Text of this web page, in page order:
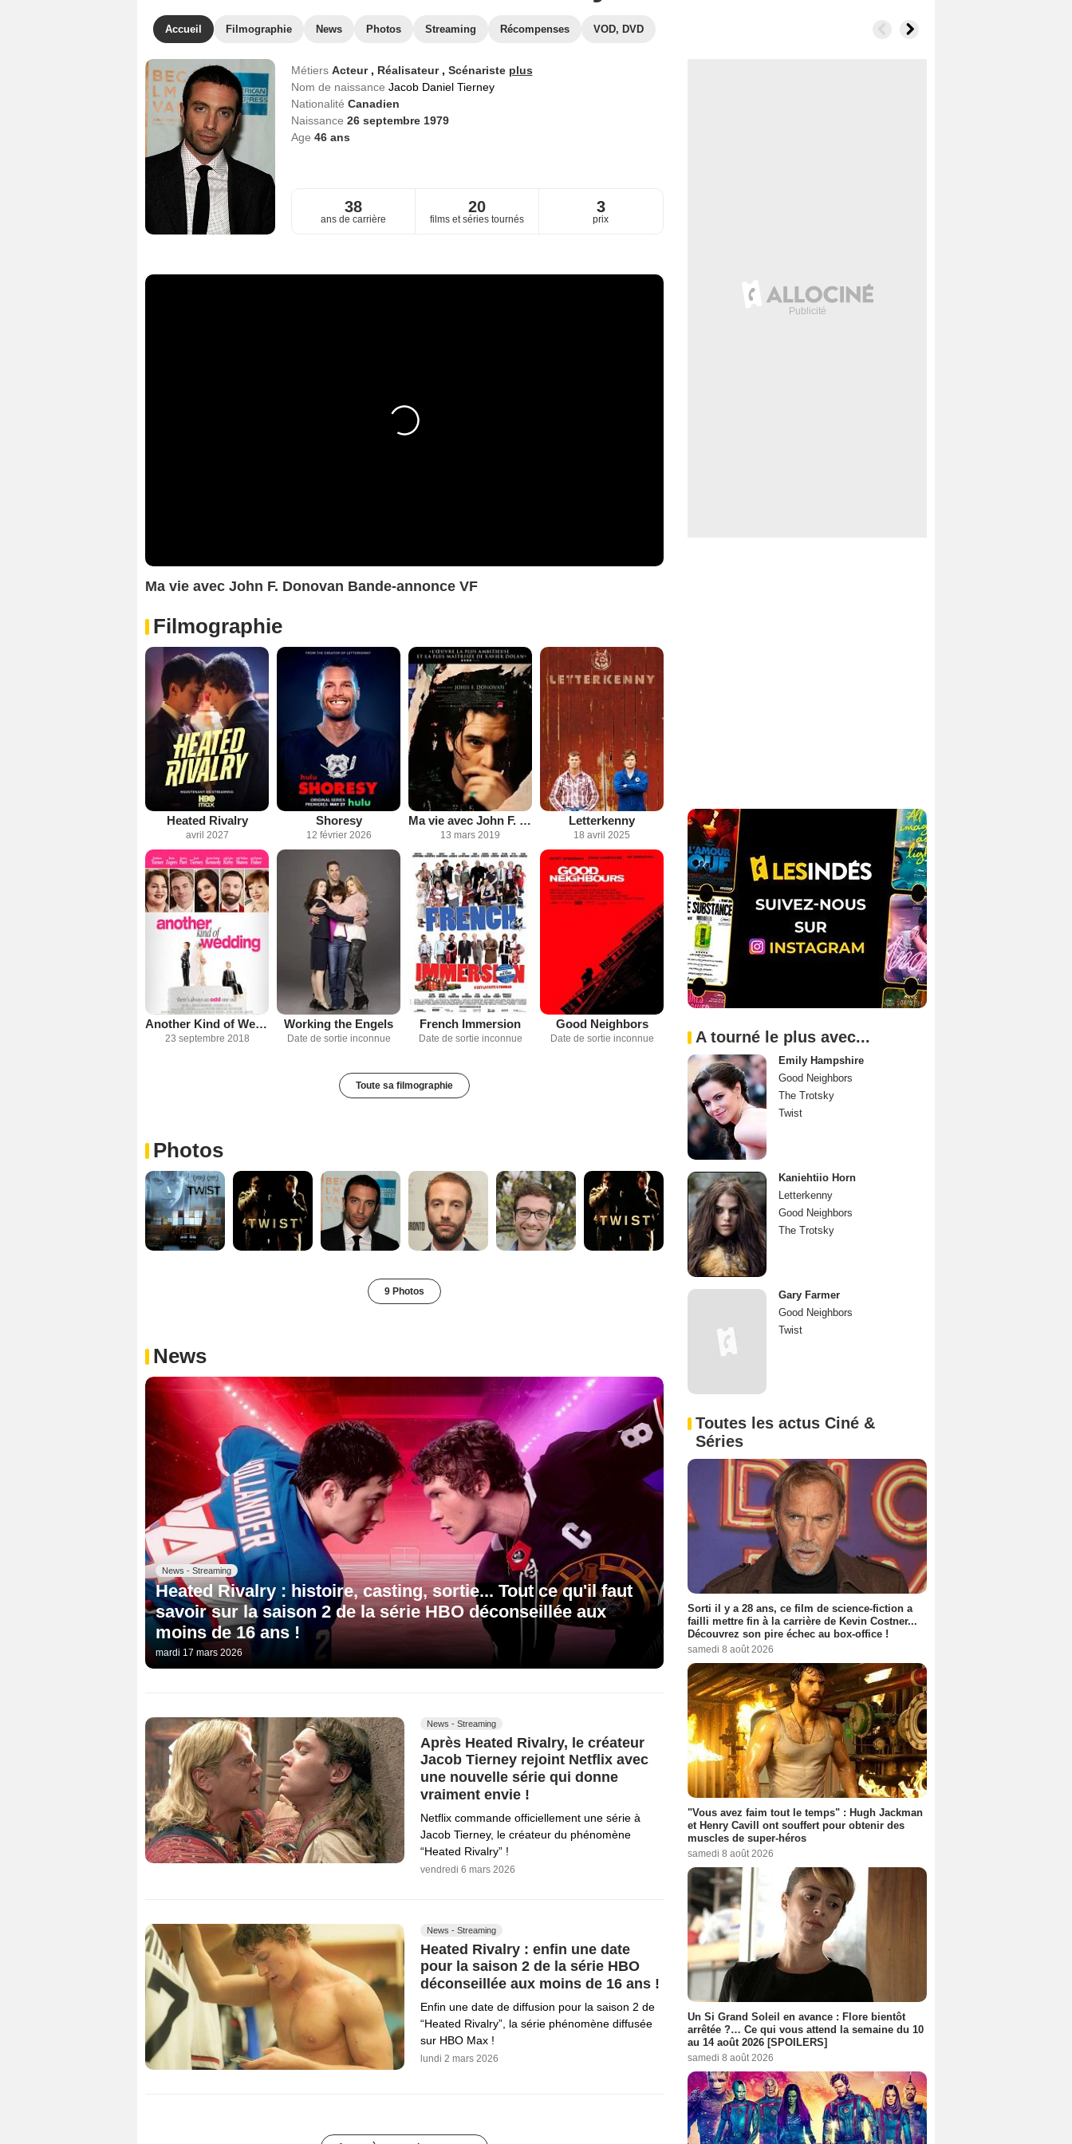
Accueil Filmographie News Photos Streaming Récompenses VOD, DVD
Métiers Acteur , Réalisateur , Scénariste plus
Nom de naissance Jacob Daniel Tierney
Nationalité Canadien
Naissance 26 septembre 1979
Age 46ans
38
ans de carrière
20
films et séries tournés
3
prix
Ma vie avec John F. Donovan Bande-annonce VF
Filmographie
Heated Rivalry
avril 2027
Shoresy
12 février 2026
Ma vie avec John F. Donovan
13 mars 2019
Letterkenny
18 avril 2025
Another Kind of Wedding
23 septembre 2018
Working the Engels
Date de sortie inconnue
French Immersion
Date de sortie inconnue
Good Neighbors
Date de sortie inconnue
Toute sa filmographie
Photos
9 Photos
News
News - Streaming
Heated Rivalry : histoire, casting, sortie... Tout ce qu'il faut
savoir sur la saison 2 de la série HBO déconseillée aux
moins de 16 ans !
mardi 17 mars 2026
News - Streaming
Après Heated Rivalry, le créateur
Jacob Tierney rejoint Netflix avec
une nouvelle série qui donne
vraiment envie !
Netflix commande officiellement une série à
Jacob Tierney, le créateur du phénomène
“Heated Rivalry” !
vendredi 6 mars 2026
News - Streaming
Heated Rivalry : enfin une date
pour la saison 2 de la série HBO
déconseillée aux moins de 16 ans !
Enfin une date de diffusion pour la saison 2 de
“Heated Rivalry”, la série phénomène diffusée
sur HBO Max !
lundi 2 mars 2026
A tourné le plus avec...
Emily Hampshire
Good Neighbors
The Trotsky
Twist
Kaniehtiio Horn
Letterkenny
Good Neighbors
The Trotsky
Gary Farmer
Good Neighbors
Twist
Toutes les actus Ciné &
Séries
Sorti il y a 28 ans, ce film de science-fiction a
failli mettre fin à la carrière de Kevin Costner...
Découvrez son pire échec au box-office !
samedi 8 août 2026
"Vous avez faim tout le temps" : Hugh Jackman
et Henry Cavill ont souffert pour obtenir des
muscles de super-héros
samedi 8 août 2026
Un Si Grand Soleil en avance : Flore bientôt
arrêtée ?… Ce qui vous attend la semaine du 10
au 14 août 2026 [SPOILERS]
samedi 8 août 2026